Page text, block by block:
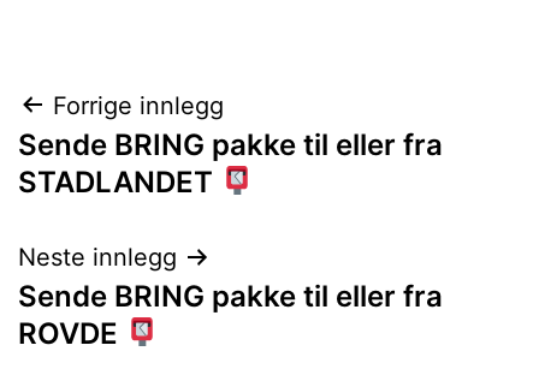
Innleggsnavigasjon
Forrige innlegg
Sende BRING pakke til eller fra
STADLANDET
Neste innlegg
Sende BRING pakke til eller fra
ROVDE